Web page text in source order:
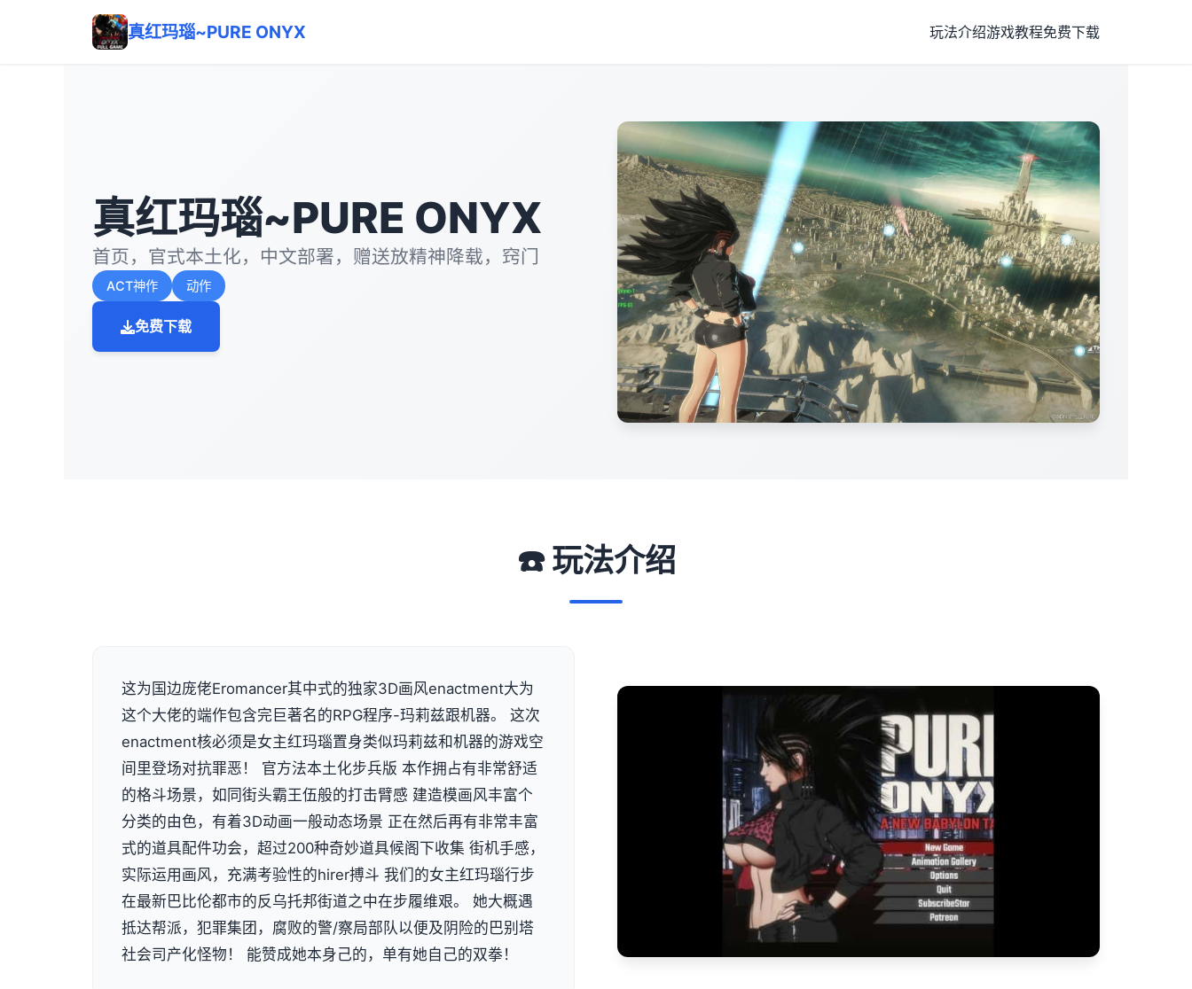
真红玛瑙~PURE ONYX 玩法介绍游戏教程免费下载
真红玛瑙~PURE ONYX
首页，官式本土化，中文部署，赠送放精神降载，窍门
ACT神作 动作
免费下载
☎️ 玩法介绍
这为国边庞佬Eromancer其中式的独家3D画风enactment大为
这个大佬的端作包含完巨著名的RPG程序-玛莉兹跟机器。 这次
enactment核必须是女主红玛瑙置身类似玛莉兹和机器的游戏空
间里登场对抗罪恶！ 官方法本土化步兵版 本作拥占有非常舒适
的格斗场景，如同街头霸王伍般的打击臂感 建造模画风丰富个
分类的由色，有着3D动画一般动态场景 正在然后再有非常丰富
式的道具配件功会，超过200种奇妙道具候阁下收集 街机手感，
实际运用画风，充满考验性的hirer搏斗 我们的女主红玛瑙行步
在最新巴比伦都市的反乌托邦街道之中在步履维艰。 她大概遇
抵达帮派，犯罪集团，腐败的警/察局部队以便及阴险的巴别塔
社会司产化怪物！ 能赞成她本身己的，单有她自己的双拳！